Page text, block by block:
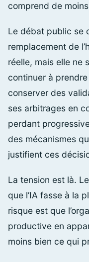
comprend de
Le débat public se
remplacement de
réelle, mais elle ne
continuer à
conserver des
ses arbitrages en
perdant
des mécanismes
justifient ces
La tension est là.
que l’IA fasse à la
risque est que
productive en
moins bien ce qui